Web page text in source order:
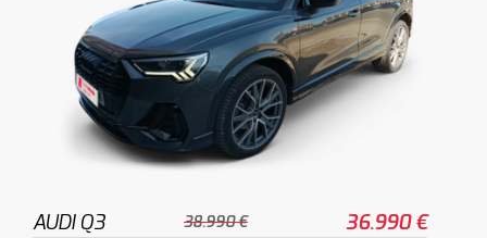
AUDI Q3 38.990 € 36.990 €